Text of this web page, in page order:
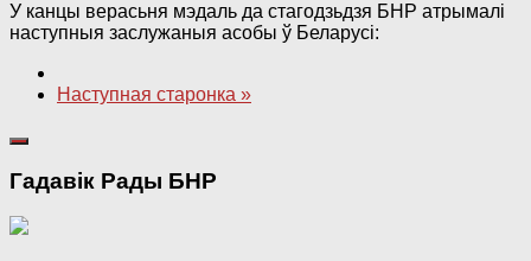
У канцы верасьня мэдаль да стагодзьдзя БНР атрымалі
наступныя заслужаныя асобы ў Беларусі:
Наступная старонка »
Гадавік Рады БНР